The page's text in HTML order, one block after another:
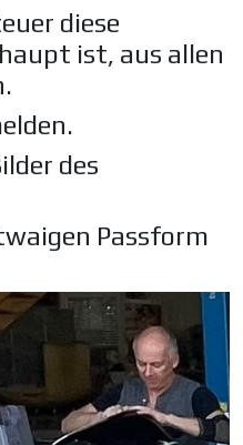
diese
ist, aus allen
des
Passform